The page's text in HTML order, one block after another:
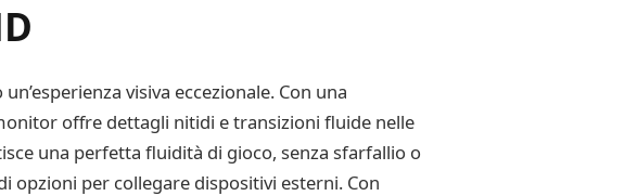
visiva eccezionale. Con una
offre dettagli nitidi e transizioni fluide nelle
una perfetta fluidità di gioco, senza sfarfallio o
opzioni per collegare dispositivi esterni. Con